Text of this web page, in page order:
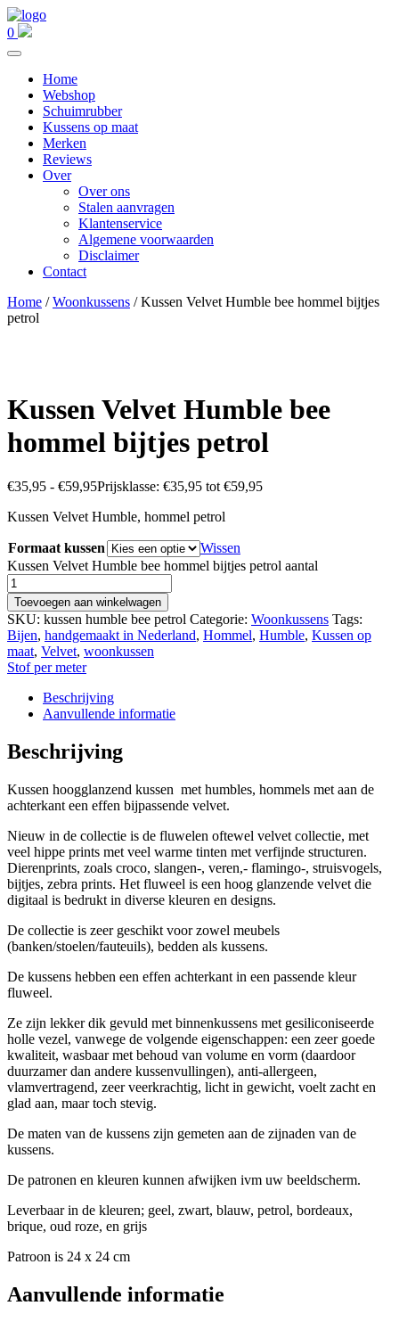
0
Home
Webshop
Schuimrubber
Kussens op maat
Merken
Reviews
Over
Over ons
Stalen aanvragen
Klantenservice
Algemene voorwaarden
Disclaimer
Contact
Home /Woonkussens / Kussen Velvet Humble bee hommel bijtjes
petrol
Kussen Velvet Humble bee
hommel bijtjes petrol
€35,95 - €59,95Prijsklasse: €35,95 tot €59,95
Kussen Velvet Humble, hommel petrol
Formaat kussen
Wissen
Kussen Velvet Humble bee hommel bijtjes petrol aantal
Toevoegen aan winkelwagen
SKU: kussen humble bee petrol Categorie: Woonkussens Tags:
Bijen, handgemaakt in Nederland, Hommel, Humble, Kussen op
maat, Velvet, woonkussen
Stof per meter
Beschrijving
Aanvullende informatie
Beschrijving
Kussen hoogglanzend kussen met humbles, hommels met aan de
achterkant een effen bijpassende velvet.
Nieuw in de collectie is de fluwelen oftewel velvet collectie, met
veel hippe prints met veel warme tinten met verfijnde structuren.
Dierenprints, zoals croco, slangen-, veren,- flamingo-, struisvogels,
bijtjes, zebra prints. Het fluweel is een hoog glanzende velvet die
digitaal is bedrukt in diverse kleuren en designs.
De collectie is zeer geschikt voor zowel meubels
(banken/stoelen/fauteuils), bedden als kussens.
De kussens hebben een effen achterkant in een passende kleur
fluweel.
Ze zijn lekker dik gevuld met binnenkussens met gesiliconiseerde
holle vezel, vanwege de volgende eigenschappen: een zeer goede
kwaliteit, wasbaar met behoud van volume en vorm (daardoor
duurzamer dan andere kussenvullingen), anti-allergeen,
vlamvertragend, zeer veerkrachtig, licht in gewicht, voelt zacht en
glad aan, maar toch stevig.
De maten van de kussens zijn gemeten aan de zijnaden van de
kussens.
De patronen en kleuren kunnen afwijken ivm uw beeldscherm.
Leverbaar in de kleuren; geel, zwart, blauw, petrol, bordeaux,
brique, oud roze, en grijs
Patroon is 24 x 24 cm
Aanvullende informatie